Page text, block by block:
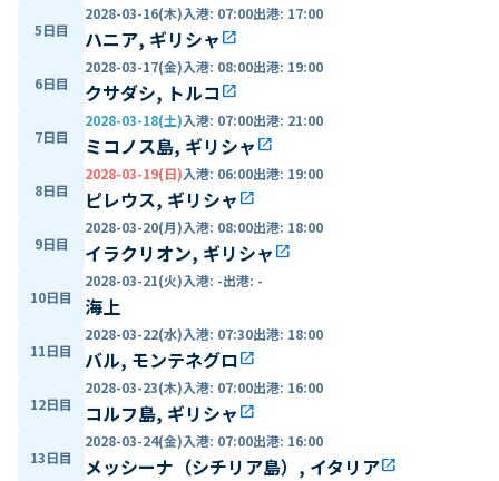
5日目
2028-03-16(木)入港: 07:00出港: 17:00
ハニア, ギリシャ open_in_new
6日目
2028-03-17(金)入港: 08:00出港: 19:00
クサダシ, トルコ open_in_new
7日目
2028-03-18(土)入港: 07:00出港: 21:00
ミコノス島, ギリシャ open_in_new
8日目
2028-03-19(日)入港: 06:00出港: 19:00
ピレウス, ギリシャ open_in_new
9日目
2028-03-20(月)入港: 08:00出港: 18:00
イラクリオン, ギリシャ open_in_new
10日目
2028-03-21(火)入港: -出港: -
海上
11日目
2028-03-22(水)入港: 07:30出港: 18:00
バル, モンテネグロopen_in_new
12日目
2028-03-23(木)入港: 07:00出港: 16:00
コルフ島, ギリシャ open_in_new
13日目
2028-03-24(金)入港: 07:00出港: 16:00
メッシーナ（シチリア島）, イタリアopen_in_new